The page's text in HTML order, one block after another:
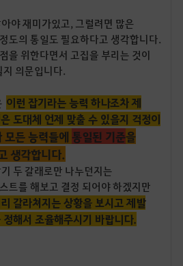
야 재미가있고, 그럴려면 많은
도의 통일도 필요하다고 생각합니다.
을 위한다면서 고집을 부리는 것이
지 의문입니다.
이런 잡기라는 능력 하나조차 제
도대체 언제 맞출 수 있을지 걱정이
모든 능력들에 통일된 기준을
생각합니다.
두 갈래로만 나누던지는
트를 해보고 결정 되어야 하겠지만
갈라쳐지는 상황을 보시고 제발
해서 조율해주시기 바랍니다.